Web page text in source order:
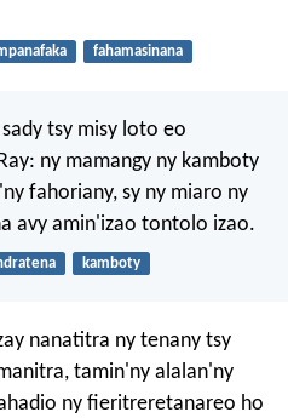
fahamasinana
tsy misy loto eo
ny mamangy ny kamboty
fahoriany, sy ny miaro ny
avy amin'izao tontolo izao.
kamboty
nanatitra ny tenany tsy
tamin'ny alalan'ny
ny fieritreretanareo ho